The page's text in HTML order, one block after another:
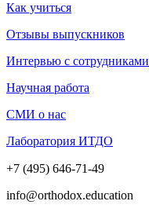
Как учиться
Отзывы выпускников
Интервью с сотрудниками
Научная работа
СМИ о нас
Лаборатория ИТДО
+7 (495) 646-71-49
info@orthodox.education